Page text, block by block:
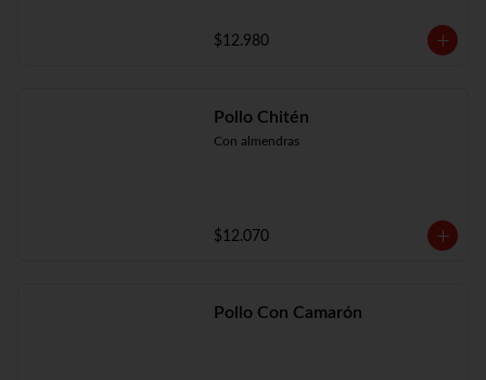
$12.980
Pollo Chitén
Con almendras
$12.070
Pollo Con Camarón